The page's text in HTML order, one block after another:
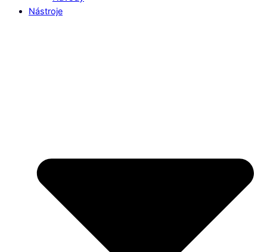
Nástroje